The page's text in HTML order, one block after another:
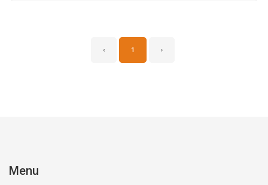
‹ 1 ›
Menu